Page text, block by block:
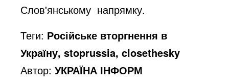
Слов'янському напрямку.
Теги: Російське вторгнення в
Україну, stoprussia, closethesky
Автор:УКРАЇНА ІНФОРМ